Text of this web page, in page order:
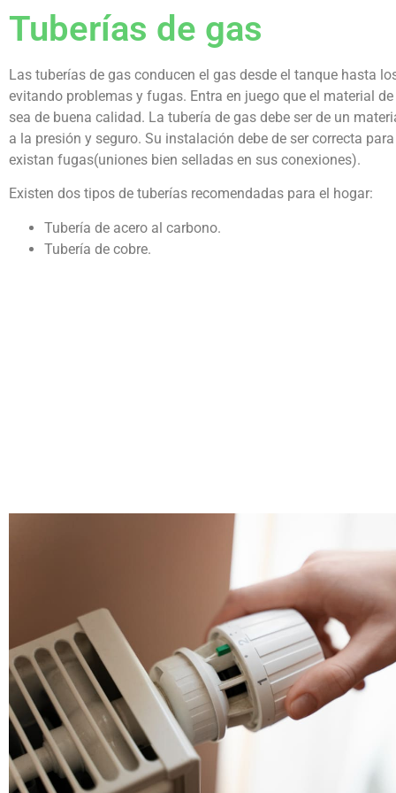
Tuberías de gas
Las tuberías de gas conducen el gas desde el tanque hasta
evitando problemas y fugas. Entra en juego que el material
sea de buena calidad. La tubería de gas debe ser de un
a la presión y seguro. Su instalación debe de ser correcta
existan fugas(uniones bien selladas en sus conexiones).
Existen dos tipos de tuberías recomendadas para el hogar:
Tubería de acero al carbono.
Tubería de cobre.